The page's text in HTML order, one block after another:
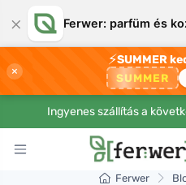
× Ferwer: parfüm és
×
⚡SUMMER
SUMMER
Ingyenes szállítás a
Ferwer